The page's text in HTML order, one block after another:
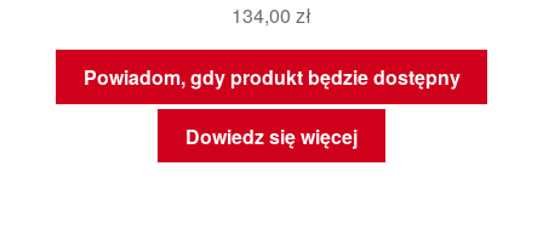
134,00 zł
Powiadom, gdy produkt będzie dostępny
Dowiedz się więcej